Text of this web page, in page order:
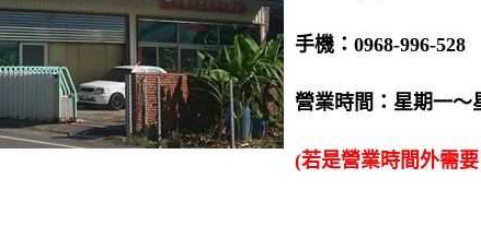
手機：0968-996-528
營業時間：星期一〜
(若是營業時間外需